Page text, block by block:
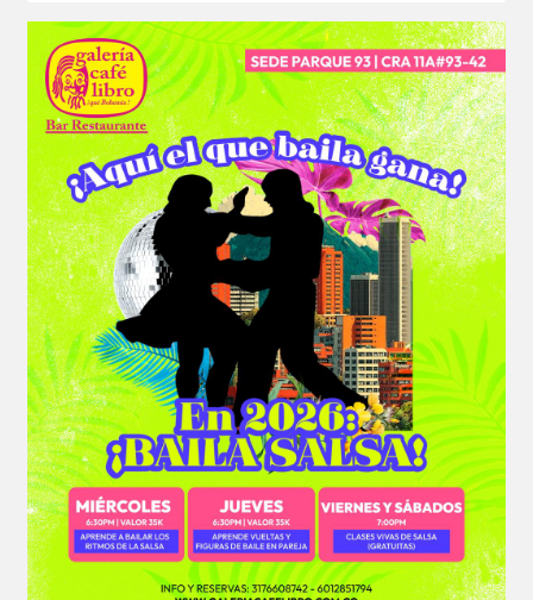
Te abrazamos fuerte@marcoviniciotambory a
toda la familia.